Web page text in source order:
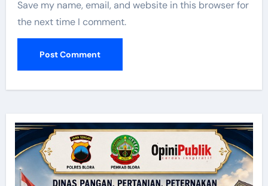
Save my name, email, and website in this browser for
the next time I comment.